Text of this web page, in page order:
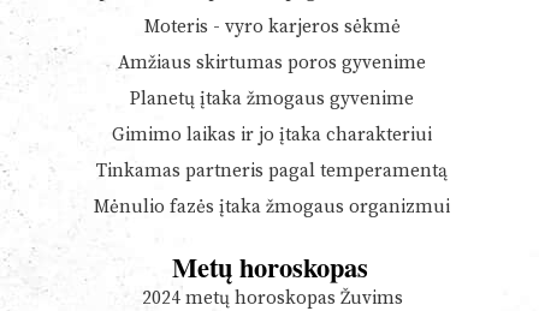
Moteris - vyro karjeros sėkmė
Amžiaus skirtumas poros gyvenime
Planetų įtaka žmogaus gyvenime
Gimimo laikas ir jo įtaka charakteriui
Tinkamas partneris pagal temperamentą
Mėnulio fazės įtaka žmogaus organizmui
Metų horoskopas
2024 metų horoskopas Žuvims